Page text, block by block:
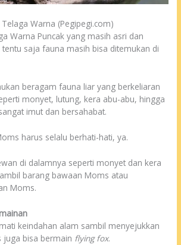
Warna (Pegipegi.com)
Warna Puncak yang masih asri dan
saja fauna masih bisa ditemukan di
beragam fauna liar yang berkeliaran
monyet, lutung, kera abu-abu, hingga
imut dan bersahabat.
harus selalu berhati-hati, ya.
di dalamnya seperti monyet dan kera
barang bawaan Moms atau
Moms.
keindahan alam sambil menyejukkan
juga bisa bermain flying fox.